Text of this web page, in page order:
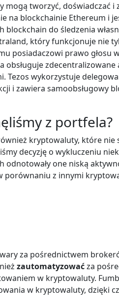
tworzyć, doświadczać i
na blockchainie Ethereum i
do śledzenia
który funkcjonuje nie
posiadaczowi prawo głosu
obsługuje zdecentralizowane
Tezos wykorzystuje
i zawiera samoobsługowy
z portfela?
kryptowaluty, które nie
decyzję o wykluczeniu
one niską
porównaniu z innymi
za pośrednictwem
zautomatyzowaćza
w kryptowaluty.
w kryptowaluty, dzięki